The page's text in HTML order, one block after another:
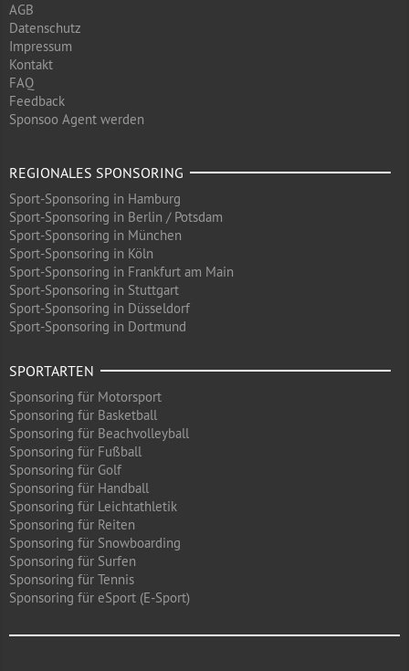
AGB
Datenschutz
Impressum
Kontakt
FAQ
Feedback
Sponsoo Agent werden
REGIONALES SPONSORING
Sport-Sponsoring in Hamburg
Sport-Sponsoring in Berlin / Potsdam
Sport-Sponsoring in München
Sport-Sponsoring in Köln
Sport-Sponsoring in Frankfurt am Main
Sport-Sponsoring in Stuttgart
Sport-Sponsoring in Düsseldorf
Sport-Sponsoring in Dortmund
SPORTARTEN
Sponsoring für Motorsport
Sponsoring für Basketball
Sponsoring für Beachvolleyball
Sponsoring für Fußball
Sponsoring für Golf
Sponsoring für Handball
Sponsoring für Leichtathletik
Sponsoring für Reiten
Sponsoring für Snowboarding
Sponsoring für Surfen
Sponsoring für Tennis
Sponsoring für eSport (E-Sport)